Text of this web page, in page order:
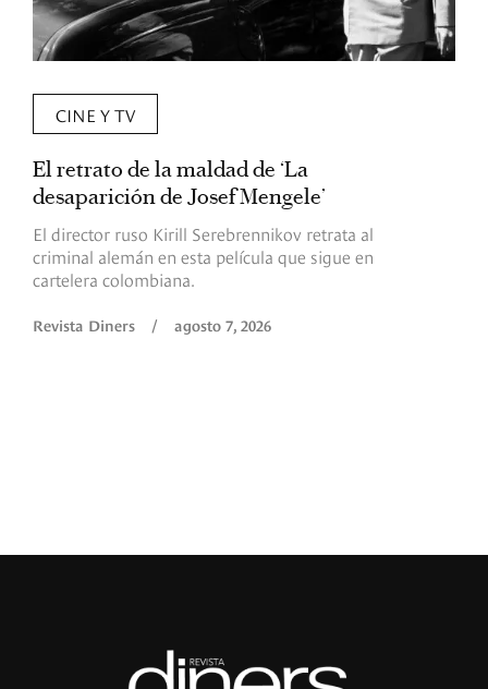
CINE Y TV
El retrato de la maldad de ‘La
desaparición de Josef Mengele’
El director ruso Kirill Serebrennikov retrata al
criminal alemán en esta película que sigue en
cartelera colombiana.
Revista Diners / agosto 7, 2026